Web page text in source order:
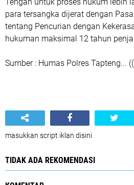
para tersangka dijerat dengan
tentang Pencurian dengan
hukuman maksimal 12 tahun
Sumber : Humas Polres Tapteng...
masukkan script iklan disini
TIDAK ADA REKOMENDASI